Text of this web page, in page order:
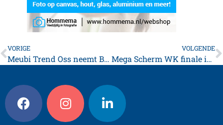
VORIGE
Meubi Trend Oss neemt Bylsma over
VOLGENDE
Mega Scherm WK finale in Franeker